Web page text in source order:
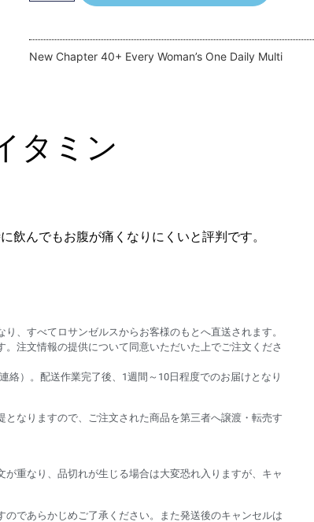
New Chapter 40+ Every Woman’s One Daily Multi
タミン
んでもお腹が痛くなりにくいと評判です。
、すべてロサンゼルスからお客様のもとへ直送されます。
注文情報の提供について同意いただいた上でご注文くださ
絡）。配送作業完了後、1週間～10日程度でのお届けとなり
なりますので、ご注文された商品を第三者へ譲渡・転売す
重なり、品切れが生じる場合は大変恐れ入りますが、キャ
であらかじめご了承ください。また発送後のキャンセルは